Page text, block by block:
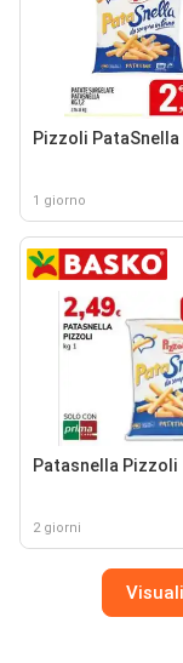
Pizzoli PataSnella
1 giorno
Patasnella Pizzoli
2 giorni